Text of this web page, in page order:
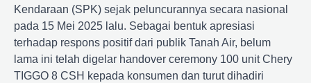
Kendaraan (SPK) sejak peluncurannya secara nasional
pada 15 Mei 2025 lalu. Sebagai bentuk apresiasi
terhadap respons positif dari publik Tanah Air, belum
lama ini telah digelar handover ceremony 100 unit Chery
TIGGO 8 CSH kepada konsumen dan turut dihadiri